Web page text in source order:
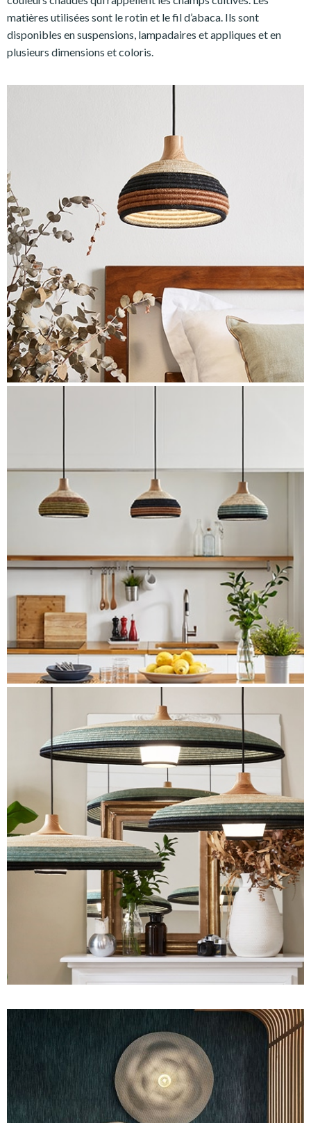
matières utilisées sont le rotin et le fil d’abaca. Ils sont
disponibles en suspensions, lampadaires et appliques et en
plusieurs dimensions et coloris.